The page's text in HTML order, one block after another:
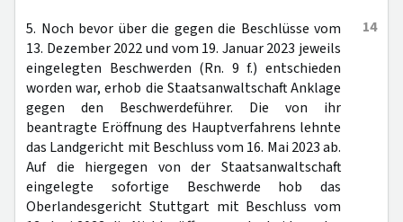
14
5. Noch bevor über die gegen die Beschlüsse vom
13. Dezember 2022 und vom 19. Januar 2023 jeweils
eingelegten Beschwerden (Rn. 9 f.) entschieden
worden war, erhob die Staatsanwaltschaft Anklage
gegen den Beschwerdeführer. Die von ihr
beantragte Eröffnung des Hauptverfahrens lehnte
das Landgericht mit Beschluss vom 16. Mai 2023 ab.
Auf die hiergegen von der Staatsanwaltschaft
eingelegte sofortige Beschwerde hob das
Oberlandesgericht Stuttgart mit Beschluss vom